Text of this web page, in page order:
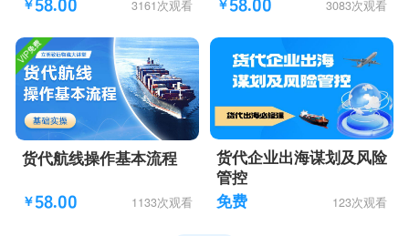
￥ 58.00 3161次观看 ￥ 58.00 3083次观看
货代航线操作基本流程
￥ 58.00 1133次观看
货代企业出海谋划及风险
管控
免费 123次观看